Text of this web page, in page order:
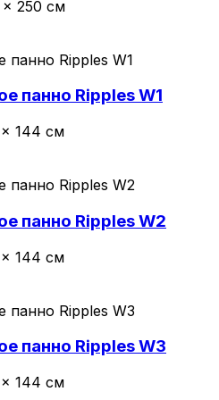
250 см
панно Ripples W1
144 см
панно Ripples W2
144 см
панно Ripples W3
144 см